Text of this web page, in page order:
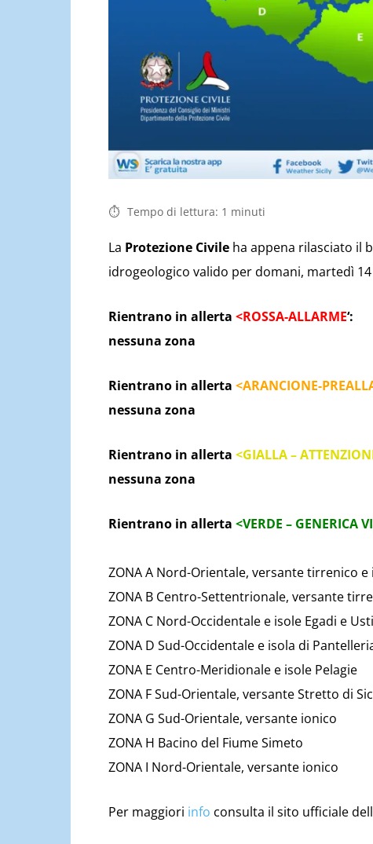
Tempo di lettura: 1 minuti
La Protezione Civile ha appena rilasciato il
idrogeologico valido per domani, martedì
Rientrano in allerta <ROSSA-ALLARME‘:
nessuna zona
Rientrano in allerta <ARANCIONE-
nessuna zona
Rientrano in allerta <GIALLA –
nessuna zona
Rientrano in allerta <VERDE – GENERICA
ZONA A Nord-Orientale, versante tirrenico e
ZONA B Centro-Settentrionale, versante
ZONA C Nord-Occidentale e isole Egadi e
ZONA D Sud-Occidentale e isola di
ZONA E Centro-Meridionale e isole Pelagie
ZONA F Sud-Orientale, versante Stretto di
ZONA G Sud-Orientale, versante ionico
ZONA H Bacino del Fiume Simeto
ZONA I Nord-Orientale, versante ionico
Per maggiori info consulta il sito ufficiale